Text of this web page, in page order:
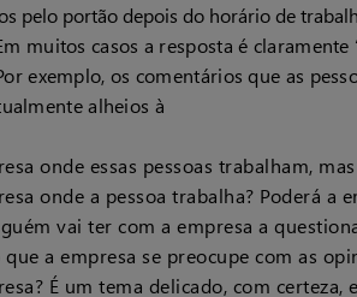
pelo portão depois do horário de
muitos casos a resposta é
exemplo, os comentários que as
alheios à
onde essas pessoas trabalham,
onde a pessoa trabalha? Poderá
vai ter com a empresa a
que a empresa se preocupe com as
É um tema delicado, com